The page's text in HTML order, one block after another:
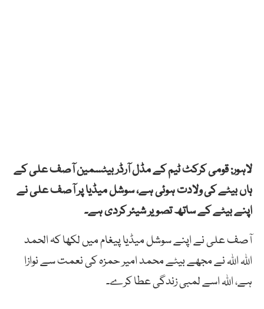
لاہور: قومی کرکٹ ٹیم کے مڈل آرڈر بیٹسمین آصف علی کے
ہاں بیٹے کی ولادت ہوئی ہے، سوشل میڈیا پر آصف علی نے
اپنے بیٹے کے ساتھ تصویر شیئر کردی ہے۔
آصف علی نے اپنے سوشل میڈیا پیغام میں لکھا کہ الحمد
اللہ اللہ نے مجھے بیٹے محمد امیر حمزہ کی نعمت سے نوازا
ہے، اللہ اسے لمبی زندگی عطا کرے۔